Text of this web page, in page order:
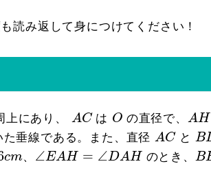
読み返して身につけてください！
上にあり、 AC
A Cは O
Oの直径で、 AH
A H
た垂線である。また、直径AC
A CとB
B
cm、 ∠EAH = ∠DAH
∠ EA H= DAH のとき、 B
B